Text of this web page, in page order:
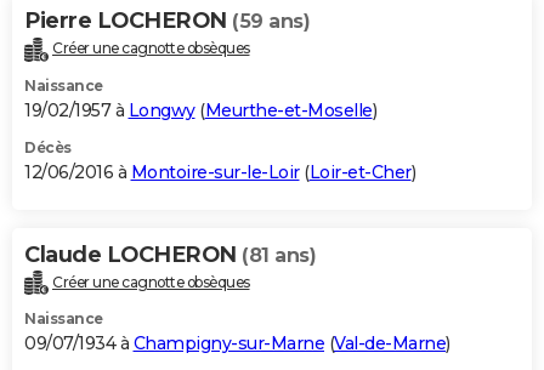
Pierre LOCHERON (59 ans)
Créer une cagnotte obsèques
Naissance
19/02/1957 à Longwy(Meurthe-et-Moselle)
Décès
12/06/2016 à Montoire-sur-le-Loir(Loir-et-Cher)
Claude LOCHERON (81 ans)
Créer une cagnotte obsèques
Naissance
09/07/1934 à Champigny-sur-Marne (Val-de-Marne)